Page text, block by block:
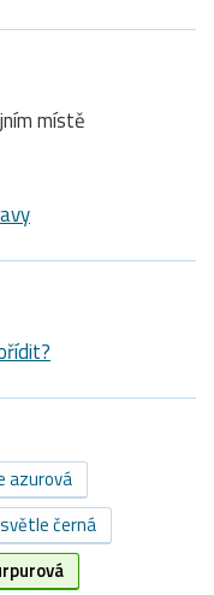
místě
azurová
světle černá